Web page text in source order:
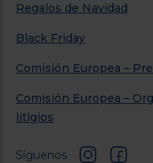
Regalos de Navidad
Black Friday
Comisión Europea –
Comisión Europea –
litigios
Síguenos